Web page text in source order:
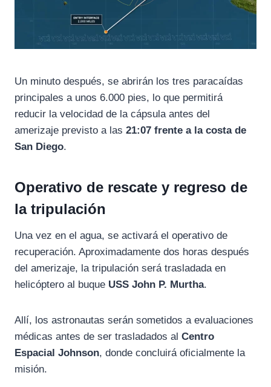
Un minuto después, se abrirán los tres paracaídas
principales a unos 6.000 pies, lo que permitirá
reducir la velocidad de la cápsula antes del
amerizaje previsto a las 21:07 frente a la costa de
San Diego.
Operativo de rescate y regreso de
la tripulación
Una vez en el agua, se activará el operativo de
recuperación. Aproximadamente dos horas después
del amerizaje, la tripulación será trasladada en
helicóptero al buque USS John P. Murtha.
Allí, los astronautas serán sometidos a evaluaciones
médicas antes de ser trasladados al Centro
Espacial Johnson, donde concluirá oficialmente la
misión.